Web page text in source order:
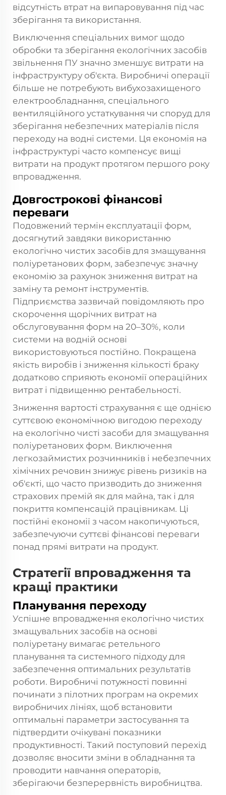
відсутність втрат на випаровування під час
зберігання та використання.
Виключення спеціальних вимог щодо
обробки та зберігання екологічних засобів
звільнення ПУ значно зменшує витрати на
інфраструктуру об'єкта. Виробничі операції
більше не потребують вибухозахищеного
електрообладнання, спеціального
вентиляційного устаткування чи споруд для
зберігання небезпечних матеріалів після
переходу на водні системи. Ця економія на
інфраструктурі часто компенсує вищі
витрати на продукт протягом першого року
впровадження.
Довгострокові фінансові
переваги
Подовжений термін експлуатації форм,
досягнутий завдяки використанню
екологічно чистих засобів для змащування
поліуретанових форм, забезпечує значну
економію за рахунок зниження витрат на
заміну та ремонт інструментів.
Підприємства зазвичай повідомляють про
скорочення щорічних витрат на
обслуговування форм на 20–30%, коли
системи на водній основі
використовуються постійно. Покращена
якість виробів і зниження кількості браку
додатково сприяють економії операційних
витрат і підвищенню рентабельності.
Зниження вартості страхування є ще однією
суттєвою економічною вигодою переходу
на екологічно чисті засоби для змащування
поліуретанових форм. Виключення
легкозаймистих розчинників і небезпечних
хімічних речовин знижує рівень ризиків на
об'єкті, що часто призводить до зниження
страхових премій як для майна, так і для
покриття компенсацій працівникам. Ці
постійні економії з часом накопичуються,
забезпечуючи суттєві фінансові переваги
понад прямі витрати на продукт.
Стратегії впровадження та
кращі практики
Планування переходу
Успішне впровадження екологічно чистих
змащувальних засобів на основі
поліуретану вимагає ретельного
планування та системного підходу для
забезпечення оптимальних результатів
роботи. Виробничі потужності повинні
починати з пілотних програм на окремих
виробничих лініях, щоб встановити
оптимальні параметри застосування та
підтвердити очікувані показники
продуктивності. Такий поступовий перехід
дозволяє вносити зміни в обладнання та
проводити навчання операторів,
зберігаючи безперервність виробництва.